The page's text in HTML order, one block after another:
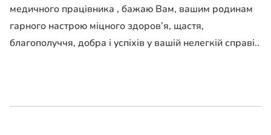
медичного працівника , бажаю Вам, вашим родинам
гарного настрою міцного здоров’я, щастя,
благополуччя, добра і успіхів у вашій нелегкій справі..